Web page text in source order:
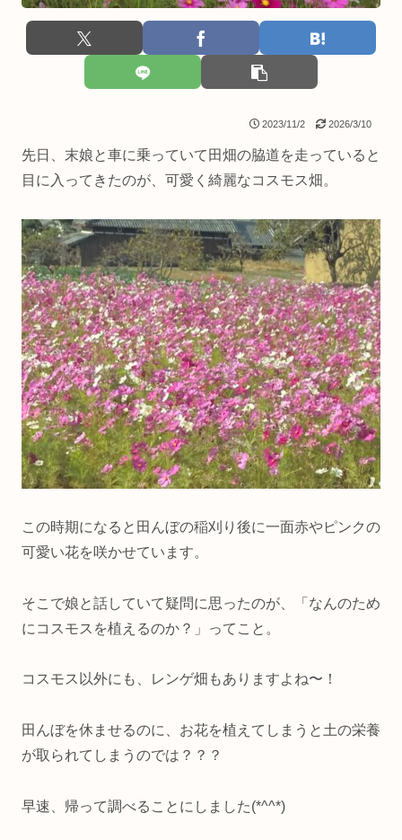
2023/11/2 2026/3/10
先日、末娘と車に乗っていて田畑の脇道を走っていると
目に入ってきたのが、可愛く綺麗なコスモス畑。
この時期になると田んぼの稲刈り後に一面赤やピンクの
可愛い花を咲かせています。
そこで娘と話していて疑問に思ったのが、「なんのため
にコスモスを植えるのか？」ってこと。
コスモス以外にも、レンゲ畑もありますよね〜！
田んぼを休ませるのに、お花を植えてしまうと土の栄養
が取られてしまうのでは？？？
早速、帰って調べることにしました(*^^*)